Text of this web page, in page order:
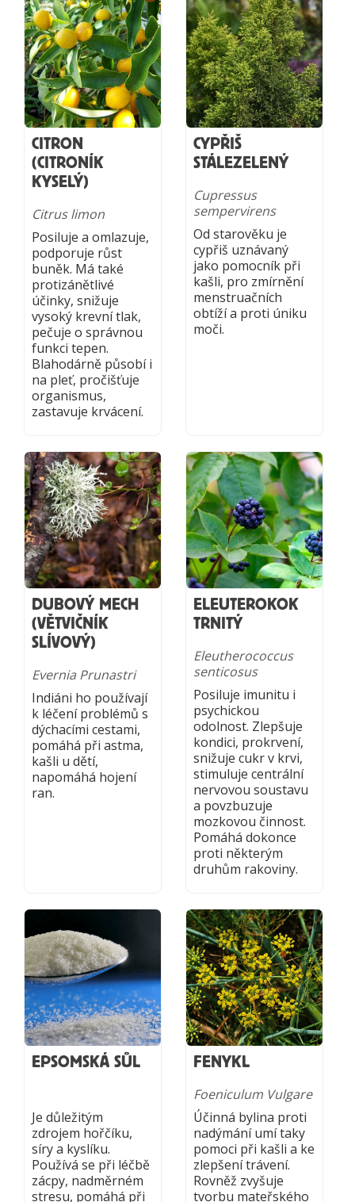
CITRON
(CITRONÍK
KYSELÝ)
Citrus limon
Posiluje a omlazuje,
podporuje růst
buněk. Má také
protizánětlivé
účinky, snižuje
vysoký krevní tlak,
pečuje o správnou
funkci tepen.
Blahodárně působí i
na pleť, pročišťuje
organismus,
zastavuje krvácení.
CYPŘIŠ
STÁLEZELENÝ
Cupressus
sempervirens
Od starověku je
cypřiš uznávaný
jako pomocník při
kašli, pro zmírnění
menstruačních
obtíží a proti úniku
moči.
DUBOVÝ MECH
(VĚTVIČNÍK
SLÍVOVÝ)
Evernia Prunastri
Indiáni ho používají
k léčení problémů s
dýchacími cestami,
pomáhá při astma,
kašli u dětí,
napomáhá hojení
ran.
ELEUTEROKOK
TRNITÝ
Eleutherococcus
senticosus
Posiluje imunitu i
psychickou
odolnost. Zlepšuje
kondici, prokrvení,
snižuje cukr v krvi,
stimuluje centrální
nervovou soustavu
a povzbuzuje
mozkovou činnost.
Pomáhá dokonce
proti některým
druhům rakoviny.
EPSOMSKÁ SŮL
Je důležitým
zdrojem hořčíku,
síry a kyslíku.
Používá se při léčbě
zácpy, nadměrném
stresu, pomáhá při
FENYKL
Foeniculum Vulgare
Účinná bylina proti
nadýmání umí taky
pomoci při kašli a ke
zlepšení trávení.
Rovněž zvyšuje
tvorbu mateřského